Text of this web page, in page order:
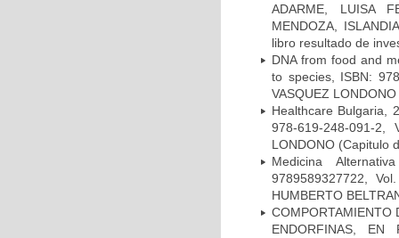
ADARME, LUISA
MENDOZA,
libro resultado de
DNA from food and
to species, ISBN:
VASQUEZ
Healthcare Bulgaria,
978-619-248-091-
LONDONO (Capitulo
Medicina
9789589327722,
HUMBERTO
COMPORTAMIENTO
ENDORFINAS, EN